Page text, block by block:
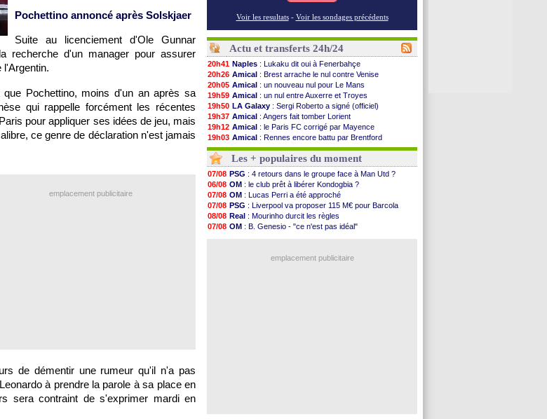
Pochettino annoncé après Solskjaer
Suite au licenciement d'Ole Gunnar
recherche d'un manager pour assurer
l'Argentin.
Pochettino, moins d'un an après sa
qui rappelle forcément les récentes
pour appliquer ses idées de jeu, mais
ce genre de déclaration n'est jamais
emplacement publicitaire
de démentir une rumeur qu'il n'a pas
à prendre la parole à sa place en
sera contraint de s'exprimer mardi en
Voir les resultats - Voir les sondages précédents
Actu et transferts 24h/24
20h41 Naples : Lukaku dit oui à Fenerbahçe
20h26 Amical : Brest arrache le nul contre Venise
20h05 Amical : un nouveau nul pour Le Mans
19h59 Amical : un nul entre Auxerre et Troyes
19h50 LA Galaxy : Sergi Roberto a signé (officiel)
19h37 Amical : Angers fait tomber Lorient
19h12 Amical : le Paris FC corrigé par Mayence
19h03 Amical : Rennes encore battu par Brentford
18h52 Amical: Paris SG 1-1 Man Utd (fini)
18h41
Barça: De Jong menacé par l’arrivée de...
18h23 Atletico: Simeone ferme la porte pour Alvarez
18h01
Amical : Lens battu par Sunderland avant le ...
17h37
Nottingham : O. Diomande arrive pour 40 M€
17h25
Amical: Strasbourg s'incline encore
17h08
Amical: Lille s'impose à Hambourg
16h55
Lens: Ganiou prolongé jusqu'en 2030 (officiel)
16h31
OM : le PSG, les précisions de Benatia
: Messi perd son papa
Les + populaires du moment
07/08 PSG : 4 retours dans le groupe face à Man Utd ?
06/08 OM : le club prêt à libérer Kondogbia ?
07/08 OM : Lucas Perri a été approché
07/08 PSG : Liverpool va proposer 115 M€ pour Barcola
08/08 Real : Mourinho durcit les règles
07/08 OM : B. Genesio - "ce n'est pas idéal"
emplacement publicitaire